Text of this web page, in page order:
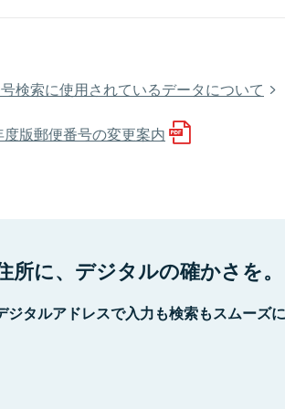
検索に使用されているデータについて
版郵便番号の変更案内
所に、デジタルの確かさを。
ジタルアドレスで入力も検索もスムーズ